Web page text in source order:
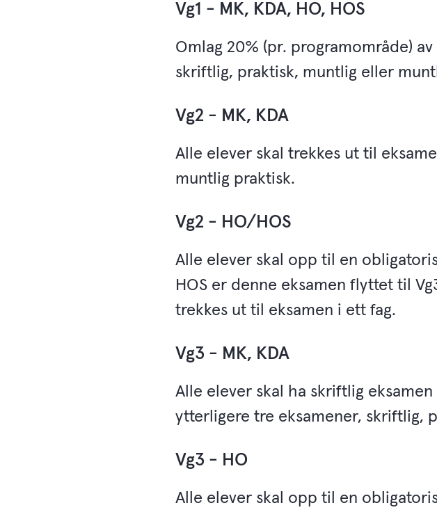
Vg1 - MK, KDA, HO, HOS
Omlag 20% (pr. programområde)
skriftlig, praktisk, muntlig eller
Vg2 - MK, KDA
Alle elever skal trekkes ut til
muntlig praktisk.
Vg2 - HO/HOS
Alle elever skal opp til en
HOS er denne eksamen flyttet til
trekkes ut til eksamen i ett fag.
Vg3 - MK, KDA
Alle elever skal ha skriftlig
ytterligere tre eksamener, skriftlig,
Vg3 - HO
Alle elever skal opp til en